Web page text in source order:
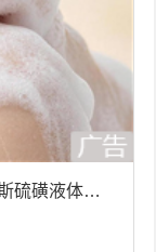
硫磺液体香